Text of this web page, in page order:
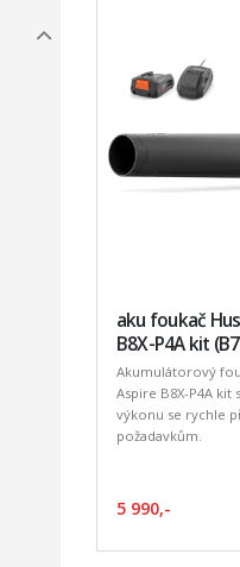
aku foukač
B8X-P4A kit
Akumulátorový
Aspire B8X-P4A
výkonu se rychle
požadavkům.
5 990,-